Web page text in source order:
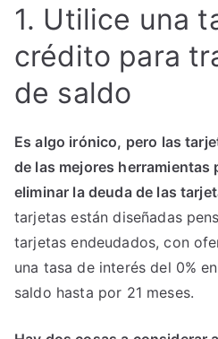
1. Utilice una
crédito para
de saldo
Es algo irónico, pero las
de las mejores herramientas
eliminar la deuda de las
tarjetas están diseñadas
tarjetas endeudados, con
una tasa de interés del 0%
saldo hasta por 21 meses.